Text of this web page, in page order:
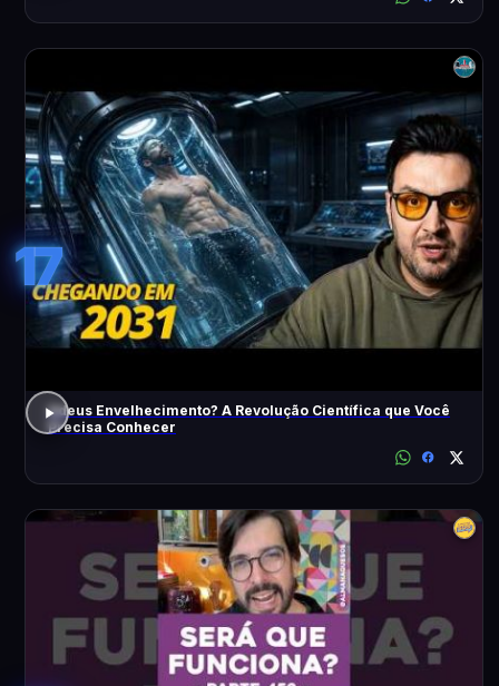
17
Adeus Envelhecimento? A Revolução Científica que Você
Precisa Conhecer